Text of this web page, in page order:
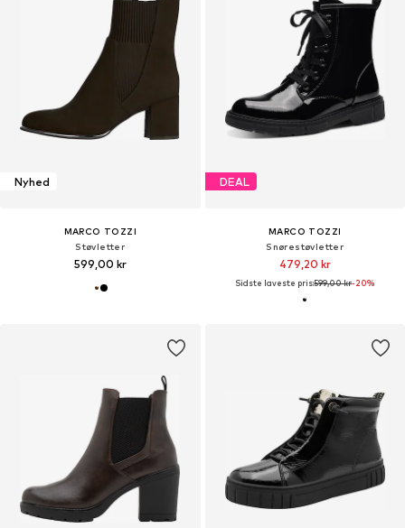
Nyhed
MARCO TOZZI
Støvletter
599,00 kr
DEAL
MARCO TOZZI
Snørestøvletter
479,20 kr
Sidste laveste pris:599,00 kr-20%